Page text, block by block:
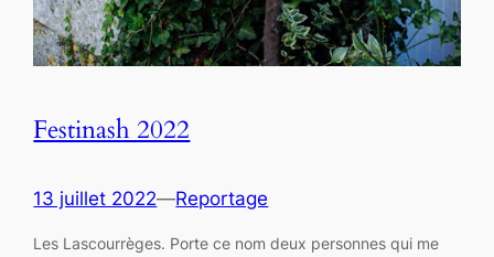
Festinash 2022
13 juillet 2022—Reportage
Les Lascourrèges. Porte ce nom deux personnes qui me